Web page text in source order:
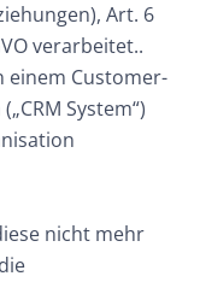
Art. 6
verarbeitet..
einem Customer-
System“)
nicht mehr